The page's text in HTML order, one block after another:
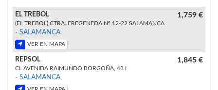
EL TREBOL
(EL TREBOL) CTRA. FREGENEDA Nº 12-22 SALAMANCA
- SALAMANCA
VER EN MAPA
1,759 €
REPSOL
CL AVENIDA RAIMUNDO BORGOÑA, 48 I
- SALAMANCA
1,845 €